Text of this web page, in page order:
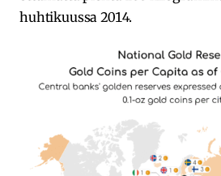
huhtikuussa 2014.